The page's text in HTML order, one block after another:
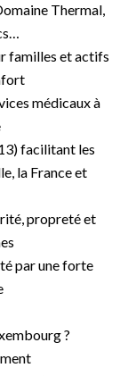
Thermal,
familles et actifs
médicaux à
facilitant les
la France et
propreté et
par une forte
?